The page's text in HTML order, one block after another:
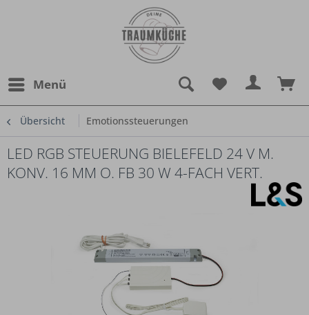
Menü
Übersicht Emotionssteuerungen
LED RGB STEUERUNG BIELEFELD 24 V M.
KONV. 16 MM O. FB 30 W 4-FACH VERT.